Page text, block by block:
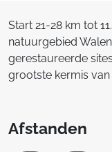
Start 21-28 km tot
natuurgebied
gerestaureerde
grootste kermis
Afstanden